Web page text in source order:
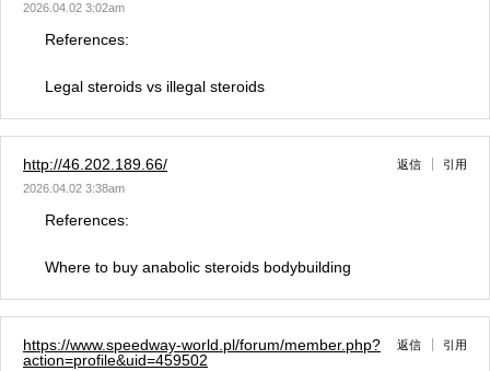
2026.04.02 3:02am
References:
Legal steroids vs illegal steroids
http://46.202.189.66/
2026.04.02 3:38am
返信 引用
References:
Where to buy anabolic steroids bodybuilding
https://www.speedway-world.pl/forum/member.php?
action=profile&uid=459502
返信 引用